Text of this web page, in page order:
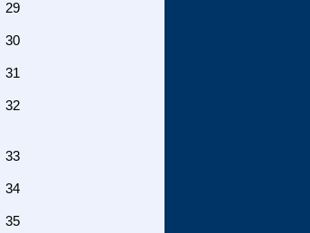
29
30
31
32
33
34
35